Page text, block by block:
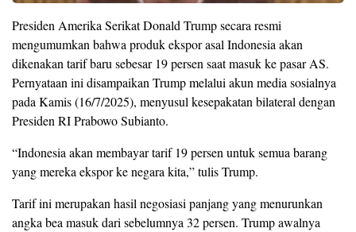
Presiden Amerika Serikat Donald Trump secara resmi
mengumumkan bahwa produk ekspor asal Indonesia akan
dikenakan tarif baru sebesar 19 persen saat masuk ke pasar AS.
Pernyataan ini disampaikan Trump melalui akun media sosialnya
pada Kamis (16/7/2025), menyusul kesepakatan bilateral dengan
Presiden RI Prabowo Subianto.
“Indonesia akan membayar tarif 19 persen untuk semua barang
yang mereka ekspor ke negara kita,” tulis Trump.
Tarif ini merupakan hasil negosiasi panjang yang menurunkan
angka bea masuk dari sebelumnya 32 persen. Trump awalnya